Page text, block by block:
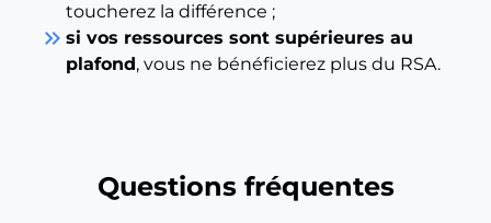
toucherez la différence ;
keyboard_double_arrow_right si vos ressources sont supérieures au
plafond, vous ne bénéficierez plus du RSA.
Questions fréquentes